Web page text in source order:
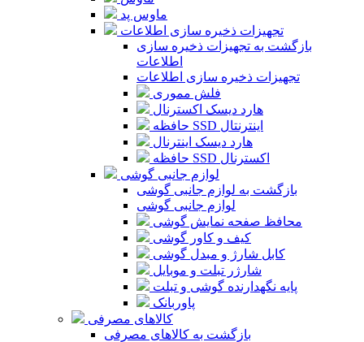
ماوس پد
تجهیزات ذخیره سازی اطلاعات
بازگشت به تجهیزات ذخیره سازی
اطلاعات
تجهیزات ذخیره سازی اطلاعات
فلش مموری
هارد دیسک اکسترنال
حافظه SSD اینترنتال
هارد دیسک اینترنال
حافظه SSD اکسترنال
لوازم جانبی گوشی
بازگشت به لوازم جانبی گوشی
لوازم جانبی گوشی
محافظ صفحه نمایش گوشی
کیف و کاور گوشی
کابل شارژ و مبدل گوشی
شارژر تبلت و موبایل
پایه نگهدارنده گوشی و تبلت
پاوربانک
کالاهای مصرفی
بازگشت به کالاهای مصرفی